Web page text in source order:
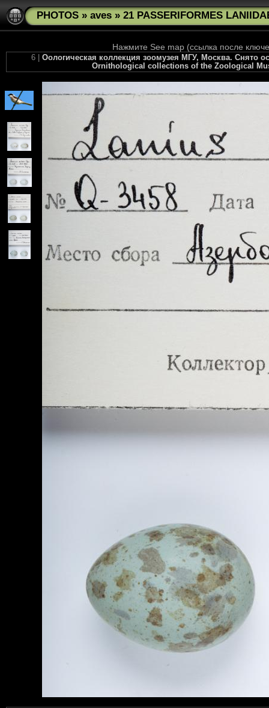
PHOTOS » aves » 21 PASSERIFORMES
Нажмите See map (ссылка после
6 | Оологическая коллекция зоомузея МГУ, Москва. Снято
Ornithological collections of the Zoological